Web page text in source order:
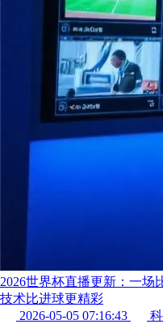
2026世界杯直播更新：一场
技术比进球更精彩
2026-05-05 07:16:43